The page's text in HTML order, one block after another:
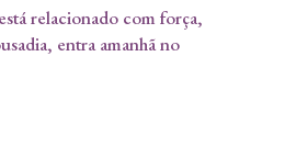
relacionado com força,
entra amanhã no